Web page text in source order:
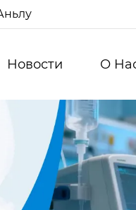
Новости О